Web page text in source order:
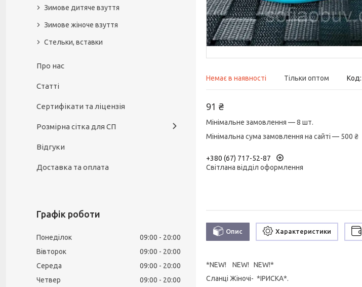
Немає в наявності Тільки оптом Код:
91 ₴
Мінімальне замовлення — 8 шт.
Мінімальна сума замовлення на сайті — 500 ₴
+380 (67) 717-52-87
Світлана відділ оформлення
Опис Характеристики
*NEW! NEW! NEW!*
Сланці Жіночі- *ІРИСКА*.
Зимове дитяче взуття
Зимове жіноче взуття
Стельки, вставки
Про нас
Статті
Сертифікати та ліцензія
Розмірна сітка для СП
Відгуки
Доставка та оплата
Графік роботи
Понеділок 09:00
20:00
Вівторок
09:00
20:00
Середа
09:00
20:00
Четвер
09:00
20:00